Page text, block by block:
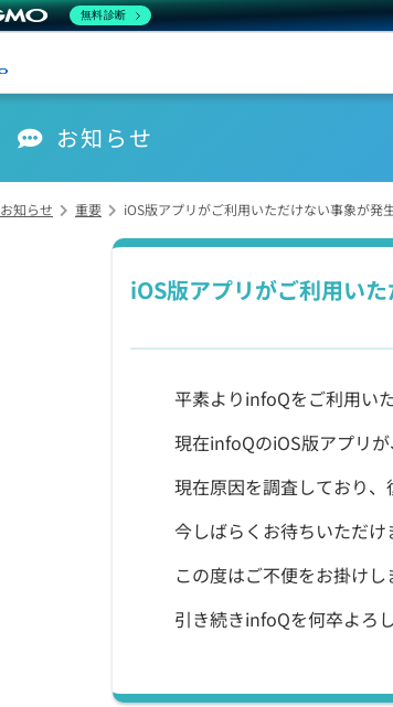
お知らせ
お知らせ 重要 iOS版アプリがご利用いただけない事象が発
iOS版アプリがご利用い
平素よりinfoQをご利用い
現在infoQのiOS版アプリ
現在原因を調査しており
今しばらくお待ちいただけ
この度はご不便をお掛けし
引き続きinfoQを何卒よろ
無料診断